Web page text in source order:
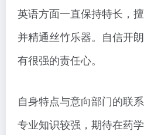
英语方面一直保持特长，
并精通丝竹乐器。自信开
有很强的责任心。
自身特点与意向部门的联
专业知识较强，期待在药